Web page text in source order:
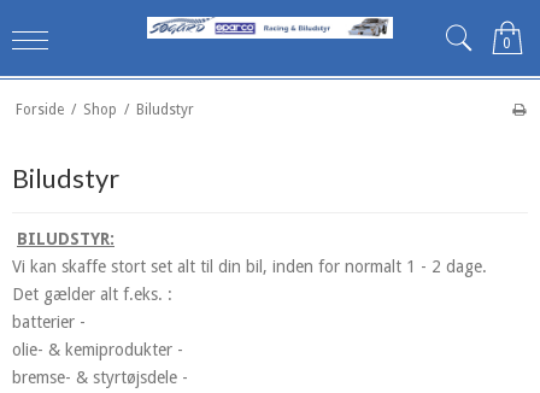
0
Forside / Shop / Biludstyr
Biludstyr
BILUDSTYR:
Vi kan skaffe stort set alt til din bil, inden for normalt 1 - 2 dage.
Det gælder alt f.eks. :
batterier -
olie- & kemiprodukter -
bremse- & styrtøjsdele -